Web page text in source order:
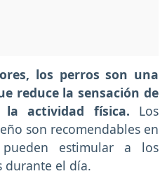
los perros son una
reduce la sensación de
la actividad física. Los
son recomendables en
estimular a los
durante el día.